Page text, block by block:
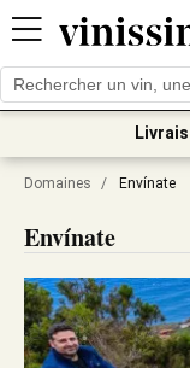
Domaines / Envínate
Envínate